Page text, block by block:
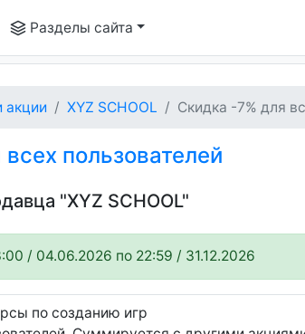
Разделы сайта
акции XYZ SCHOOL Скидка -7% для
пользователей
"XYZ SCHOOL"
/ 04.06.2026 по 22:59 / 31.12.2026
по созданию игр